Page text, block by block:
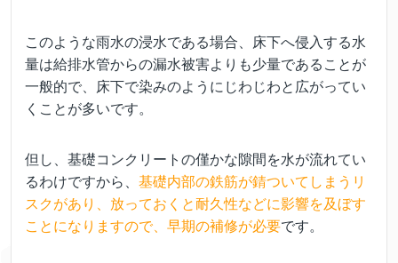
このような雨水の浸水である場合、床下へ侵入する水
量は給排水管からの漏水被害よりも少量であることが
一般的で、床下で染みのようにじわじわと広がってい
くことが多いです。
但し、基礎コンクリートの僅かな隙間を水が流れてい
るわけですから、 基礎内部の鉄筋が錆ついてしまうリ
スクがあり、放っておくと耐久性などに影響を及ぼす
ことになりますので、早期の補修が必要です。